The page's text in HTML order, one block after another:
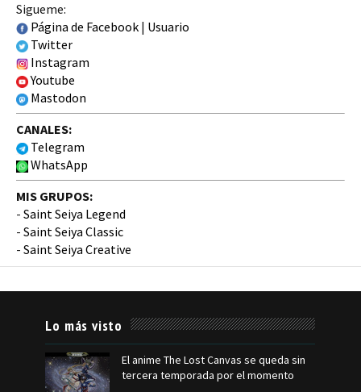
Sigueme:
Página de Facebook | Usuario
Twitter
Instagram
Youtube
Mastodon
CANALES:
Telegram
WhatsApp
MIS GRUPOS:
- Saint Seiya Legend
- Saint Seiya Classic
- Saint Seiya Creative
Lo más visto
El anime The Lost Canvas se queda sin
tercera temporada por el momento